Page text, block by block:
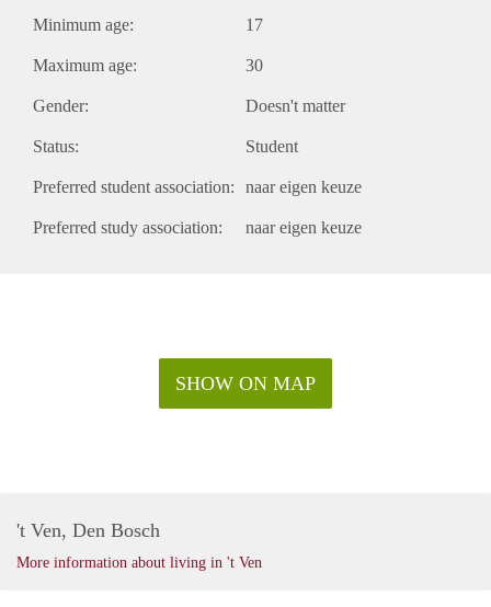
Minimum age: 17
Maximum age: 30
Gender: Doesn't matter
Status: Student
Preferred student association: naar eigen keuze
Preferred study association: naar eigen keuze
SHOW ON MAP
't Ven, Den Bosch
More information about living in 't Ven